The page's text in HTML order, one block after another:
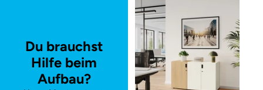
Du brauchst
Hilfe beim
Aufbau?